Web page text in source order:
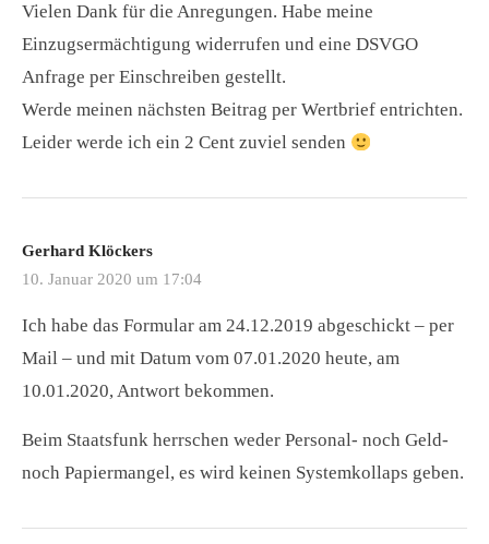
Vielen Dank für die Anregungen. Habe meine
Einzugsermächtigung widerrufen und eine DSVGO
Anfrage per Einschreiben gestellt.
Werde meinen nächsten Beitrag per Wertbrief entrichten.
Leider werde ich ein 2 Cent zuviel senden
Gerhard Klöckers
10. Januar 2020 um 17:04
Ich habe das Formular am 24.12.2019 abgeschickt – per
Mail – und mit Datum vom 07.01.2020 heute, am
10.01.2020, Antwort bekommen.
Beim Staatsfunk herrschen weder Personal- noch Geld-
noch Papiermangel, es wird keinen Systemkollaps geben.